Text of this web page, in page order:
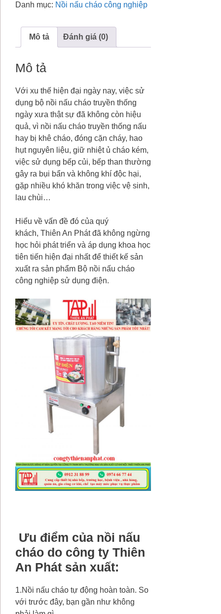
Danh mục: Nồi nấu cháo công nghiệp
Mô tả Đánh giá (0)
Mô tả
Với xu thế hiện đại ngày nay, việc sử
dụng bộ nồi nấu cháo truyền thống
ngày xưa thật sự đã không còn hiệu
quả, vì nồi nấu cháo truyền thống nấu
hay bị khê cháo, đóng cặn cháy, hao
hụt nguyên liệu, giữ nhiệt ủ cháo kém,
việc sử dụng bếp củi, bếp than thường
gây ra bụi bẩn và không khí độc hại,
gặp nhiều khó khăn trong việc vệ sinh,
lau chùi…
Hiểu về vấn đề đó của quý
khách, Thiên An Phát đã không ngừng
học hỏi phát triển và áp dụng khoa học
tiên tiến hiện đại nhất để thiết kế sản
xuất ra sản phẩm Bộ nồi nấu cháo
công nghiệp sử dụng điện.
Ưu điểm của nồi nấu
cháo do công ty Thiên
An Phát sản xuất:
1.Nồi nấu cháo tự động hoàn toàn. So
với trước đây, bạn gần như không